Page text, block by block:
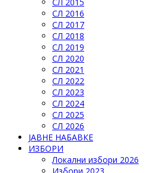
СЛ 2016
СЛ 2017
СЛ 2018
СЛ 2019
СЛ 2020
СЛ 2021
СЛ 2022
СЛ 2023
СЛ 2024
СЛ 2025
СЛ 2026
ЈАВНЕ НАБАВКЕ
ИЗБОРИ
Локални избори 2026